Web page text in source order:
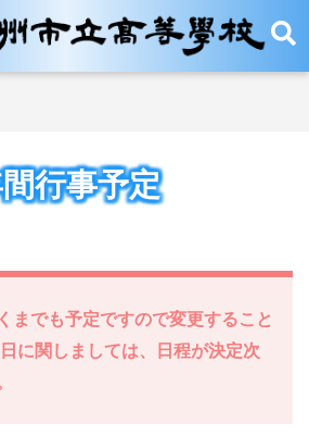
行事予定
までも予定ですので変更すること
に関しましては、日程が決定次